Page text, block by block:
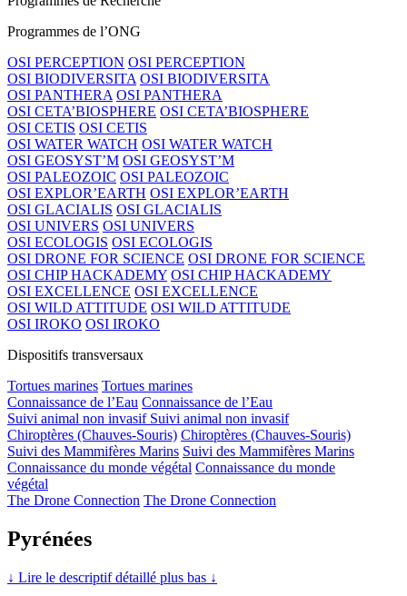
Programmes de l’ONG
OSI PERCEPTION OSI PERCEPTION
OSI BIODIVERSITA OSI BIODIVERSITA
OSI PANTHERA OSI PANTHERA
OSI CETA’BIOSPHERE OSI CETA’BIOSPHERE
OSI CETIS OSI CETIS
OSI WATER WATCH OSI WATER WATCH
OSI GEOSYST’M OSI GEOSYST’M
OSI PALEOZOIC OSI PALEOZOIC
OSI EXPLOR’EARTH OSI EXPLOR’EARTH
OSI GLACIALIS OSI GLACIALIS
OSI UNIVERS OSI UNIVERS
OSI ECOLOGIS OSI ECOLOGIS
OSI DRONE FOR SCIENCE OSI DRONE FOR SCIENCE
OSI CHIP HACKADEMY OSI CHIP HACKADEMY
OSI EXCELLENCE OSI EXCELLENCE
OSI WILD ATTITUDE OSI WILD ATTITUDE
OSI IROKO OSI IROKO
Dispositifs transversaux
Tortues marines Tortues marines
Connaissance de l’Eau Connaissance de l’Eau
Suivi animal non invasif Suivi animal non invasif
Chiroptères (Chauves-Souris) Chiroptères (Chauves-Souris)
Suivi des Mammifères Marins Suivi des Mammifères Marins
Connaissance du monde végétal Connaissance du monde
végétal
The Drone Connection The Drone Connection
Pyrénées
↓ Lire le descriptif détaillé plus bas ↓